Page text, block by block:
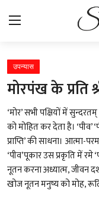
साहित्य समाचार
होम
कहानी
उपन्यास
मोरपंख के प्रति
‘मोर’ सभी पक्षियों में
को मोहित कर देता है। ‘पीव’
प्राप्ति’ की साधना। आत्मा-
‘पीव’पूकार उस प्रकृति में रमे
नूतन करना अध्यात्म, जीवन
खोज नूतन मनुष्य को मोह,